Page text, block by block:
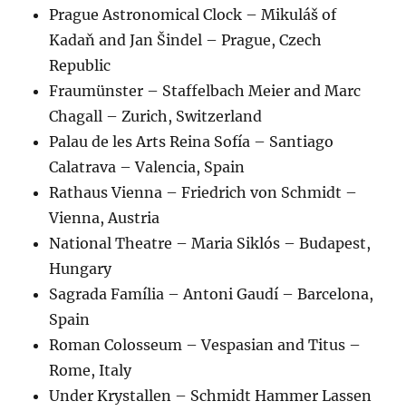
Prague Astronomical Clock – Mikuláš of
Kadaň and Jan Šindel – Prague, Czech
Republic
Fraumünster – Staffelbach Meier and Marc
Chagall – Zurich, Switzerland
Palau de les Arts Reina Sofía – Santiago
Calatrava – Valencia, Spain
Rathaus Vienna – Friedrich von Schmidt –
Vienna, Austria
National Theatre – Maria Siklós – Budapest,
Hungary
Sagrada Família – Antoni Gaudí – Barcelona,
Spain
Roman Colosseum – Vespasian and Titus –
Rome, Italy
Under Krystallen – Schmidt Hammer Lassen